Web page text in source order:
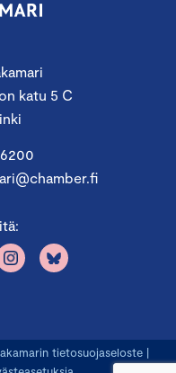
katu 5 C
tietosuojaseloste |